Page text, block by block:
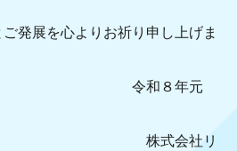
発展を心よりお祈り申し上げま
年元
社リ